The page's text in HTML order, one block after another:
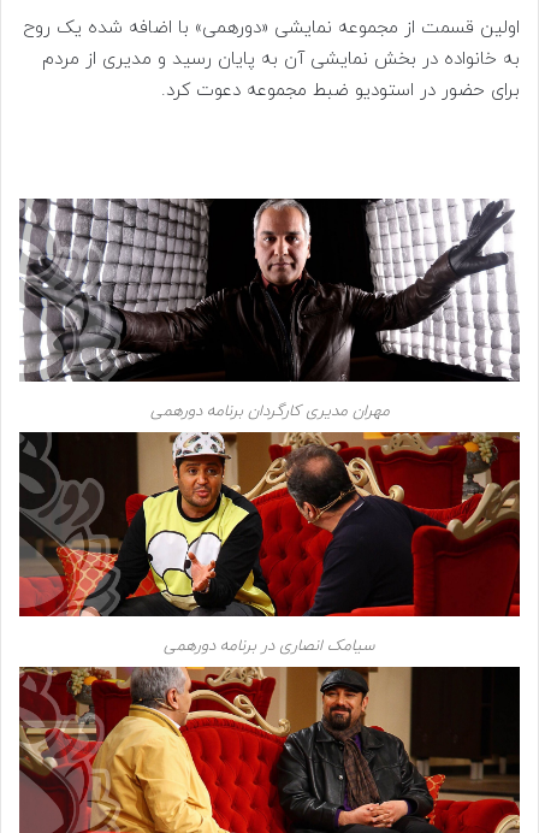
اولین قسمت از مجموعه نمایشی «دورهمی» با اضافه شده یک روح
به خانواده در بخش نمایشی آن به پایان رسید و مدیری از مردم
برای حضور در استودیو ضبط مجموعه دعوت کرد.
مهران مدیری کارگردان برنامه دورهمی
سیامک انصاری در برنامه دورهمی